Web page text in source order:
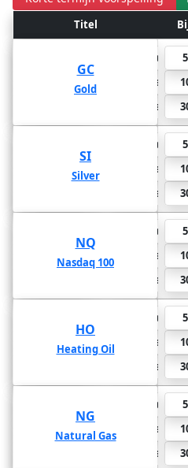
Titel
GC
Gold
SI
Silver
NQ
Nasdaq 100
HO
Heating Oil
NG
Natural Gas
Bijwerken
Winst
6 Maanden
1 Jaar
2 Jaar
-31.15%
6 Maanden
1 Jaar
2 Jaar
-69.49%
6 Maanden
1 Jaar
2 Jaar
9.47%
6 Maanden
1 Jaar
2 Jaar
-53.12%
6 Maanden
1 Jaar
2 Jaar
86.94%